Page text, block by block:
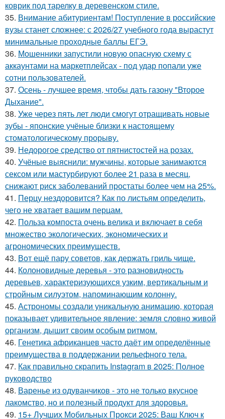
коврик под тарелку в деревенском стиле.
35. Внимание абитуриентам! Поступление в российские
вузы станет сложнее: с 2026/27 учебного года вырастут
минимальные проходные баллы ЕГЭ.
36. Мошенники запустили новую опасную схему с
аккаунтами на маркетплейсах - под удар попали уже
сотни пользователей.
37. Осень - лучшее время, чтобы дать газону "Второе
Дыхание".
38. Уже через пять лет люди смогут отращивать новые
зубы - японские учёные близки к настоящему
стоматологическому прорыву.
39. Недорогое средство от пятнистостей на розах.
40. Учёные выяснили: мужчины, которые занимаются
сексом или мастурбируют более 21 раза в месяц,
снижают риск заболеваний простаты более чем на 25%.
41. Перцу нездоровится? Как по листьям определить,
чего не хватает вашим перцам.
42. Польза компоста очень велика и включает в себя
множество экологических, экономических и
агрономических преимуществ.
43. Вот ещё пару советов, как держать гриль чище.
44. Колоновидные деревья - это разновидность
деревьев, характеризующихся узким, вертикальным и
стройным силуэтом, напоминающим колонну.
45. Астрономы создали уникальную анимацию, которая
показывает удивительное явление: земля словно живой
организм, дышит своим особым ритмом.
46. Генетика африканцев часто даёт им определённые
преимущества в поддержании рельефного тела.
47. Как правильно скрапить Instagram в 2025: Полное
руководство
48. Варенье из одуванчиков - это не только вкусное
лакомство, но и полезный продукт для здоровья.
49. 15+ Лучших Мобильных Прокси 2025: Ваш Ключ к